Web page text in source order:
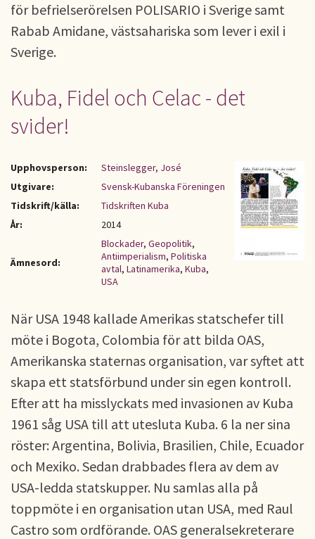
för befrielserörelsen POLISARIO i Sverige samt
Rabab Amidane, västsahariska som lever i exil i
Sverige.
Kuba, Fidel och Celac - det
svider!
Upphovsperson:
Steinslegger, José
Utgivare:
Svensk-Kubanska Föreningen
Tidskrift/källa:
Tidskriften Kuba
År:
2014
Ämnesord:
Blockader, Geopolitik,
Antiimperialism, Politiska
avtal, Latinamerika, Kuba,
USA
När USA 1948 kallade Amerikas statschefer till
möte i Bogota, Colombia för att bilda OAS,
Amerikanska staternas organisation, var syftet att
skapa ett statsförbund under sin egen kontroll.
Efter att ha misslyckats med invasionen av Kuba
1961 såg USA till att utesluta Kuba. 6 la ner sina
röster: Argentina, Bolivia, Brasilien, Chile, Ecuador
och Mexiko. Sedan drabbades flera av dem av
USA-ledda statskupper. Nu samlas alla på
toppmöte i en organisation utan USA, med Raul
Castro som ordförande. OAS generalsekreterare